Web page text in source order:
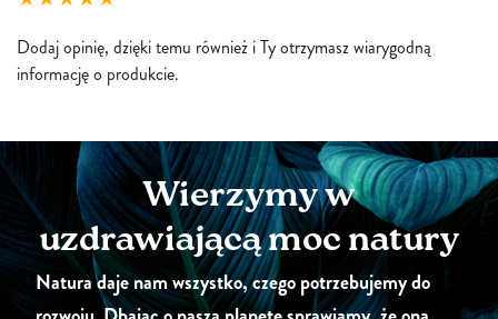
Dodaj opinię, dzięki temu również i Ty otrzymasz wiarygodną
informację o produkcie.
Wierzymy w
uzdrawiającą moc natury
Natura daje nam wszystko, czego potrzebujemy do